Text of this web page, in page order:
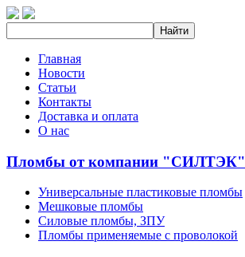
Главная
Новости
Статьи
Контакты
Доставка и оплата
О нас
Пломбы от компании "СИЛТЭК"
Универсальные пластиковые пломбы
Мешковые пломбы
Силовые пломбы, ЗПУ
Пломбы применяемые с проволокой